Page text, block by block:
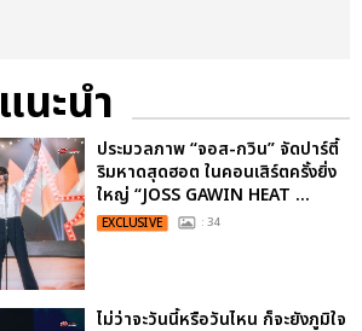
แนะนำ
ประมวลภาพ “จอส-กวิน” จัดปาร์ตี้
ริมหาดสุดฮอต ในคอนเสิร์ตครั้งยิ่ง
ใหญ่ “JOSS GAWIN HEAT ...
EXCLUSIVE : 34
ไม่ว่าจะวันนี้หรือวันไหน ก็จะยังภูมิใจ